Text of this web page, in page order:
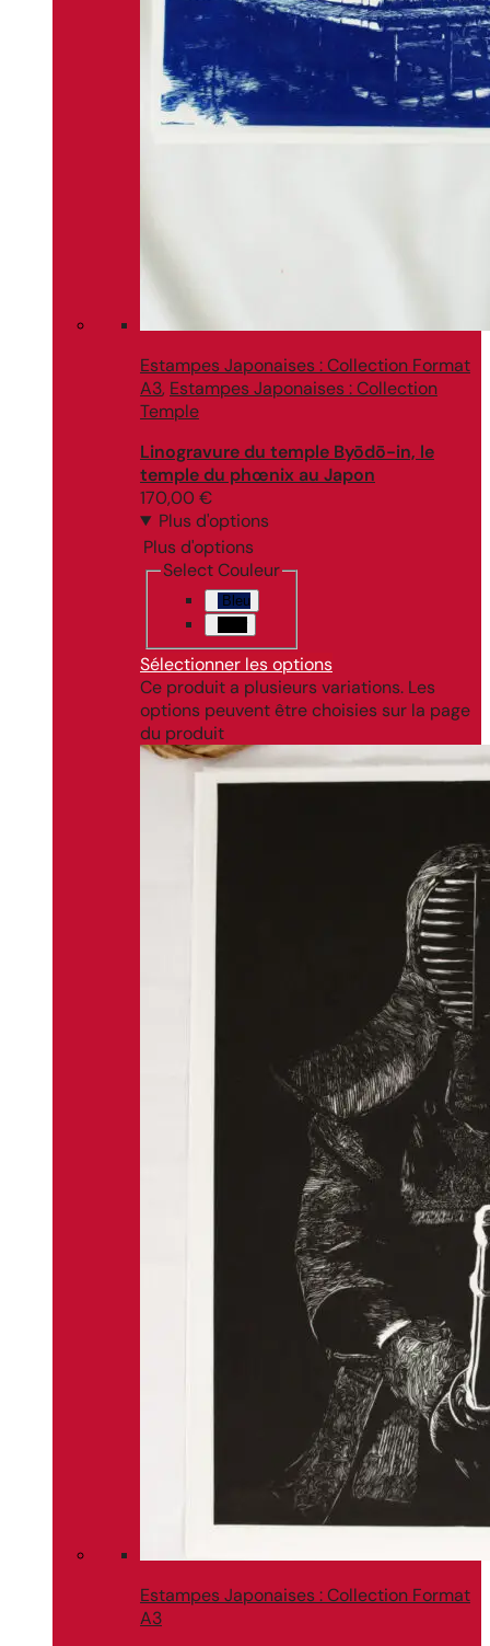
Estampes Japonaises : Collection Format
A3, Estampes Japonaises : Collection
Temple
Linogravure du temple Byōdō-in, le
temple du phœnix au Japon
170,00 €
Plus d'options
Plus d'options
Select Couleur
Bleu
Sélectionner les options
Ce produit a plusieurs variations. Les
options peuvent être choisies sur la page
du produit
Estampes Japonaises : Collection Format
A3